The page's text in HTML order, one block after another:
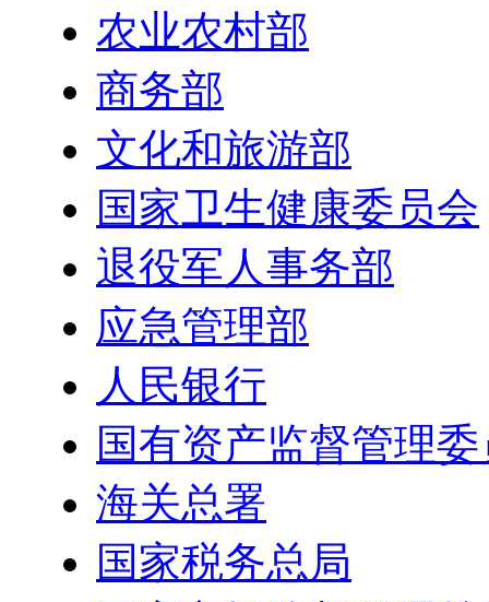
农业农村部
商务部
文化和旅游部
国家卫生健康委员会
退役军人事务部
应急管理部
人民银行
国有资产监督管理
海关总署
国家税务总局